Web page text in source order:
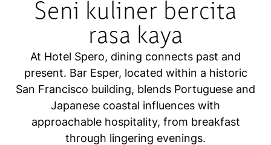
Seni kuliner bercita
rasa kaya
At Hotel Spero, dining connects past and
present. Bar Esper, located within a historic
San Francisco building, blends Portuguese and
Japanese coastal influences with
approachable hospitality, from breakfast
through lingering evenings.